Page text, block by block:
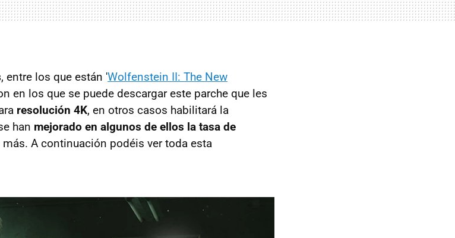
, entre los que están 'Wolfenstein II: The New
en los que se puede descargar este parche que les
resolución 4K, en otros casos habilitará la
han mejorado en algunos de ellos la tasa de
más. A continuación podéis ver toda esta